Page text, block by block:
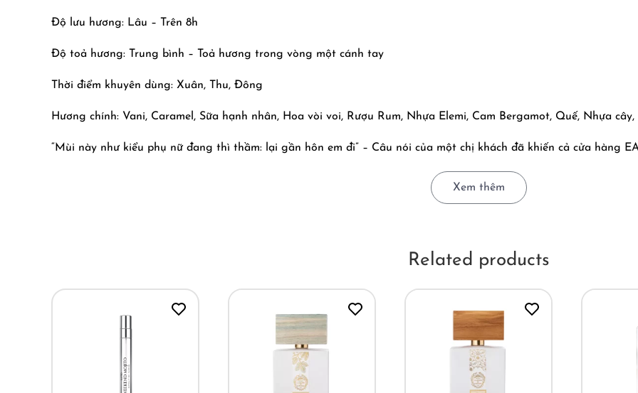
Độ lưu hương: Lâu – Trên 8h
Độ toả hương: Trung bình – Toả hương trong vòng một cánh tay
Thời điểm khuyên dùng: Xuân, Thu, Đông
Hương chính: Vani, Caramel, Sữa hạnh nhân, Hoa vòi voi, Rượu Rum, Nhựa Elemi, Cam Bergamot, Quế, Nhựa
“Mùi này như kiểu phụ nữ đang thì thầm: lại gần hôn em đi” – Câu nói của một chị khách đã khiến cả cửa hàng
định nghĩa về sự quyến rũ bất tận, hãy để “ngọn lửa đỏ” từ nhà Sora Dora kể cho bạn nghe câu chuyện của nó.
Sora Dora đã cực kỳ thành công khi dựng nên một bức tranh màu đỏ rực rỡ, nơi mà ranh giới giữa sự ngọt ngào
đây là sự ngọt ngào ngây thơ, bởi ngay sau đó, nốt Rượu Rum nồng nàn và Quế ấm áp xuất hiện, bùng lên như
mang lại một cảm giác rất “đàn bà” vừa có sự mềm mại của caramel, vừa có sự quyết liệt, cuồng nhiệt của rượu
Thế rồi Vanille và Nhựa cây bắt đầu dệt nên một lớp nền hương mịn màng cứ quấn quýt, dai dẳng trên da thịt,
là thứ mùi hương khiến tim bạn đập nhanh hơn một nhịp mỗi khi vô tình lướt qua, một sự thu hút đầy bản năng
Orchidée Rouge dành cho những đêm tiệc mà bạn muốn mình là tâm điểm, hoặc đơn giản là những khoảnh khắc
Orchidée Rouge, sự quyến rũ trở thành một thứ vũ khí vô hình nhưng đầy quyền năng, giúp bạn định vị bản sắc
Xem thêm
Related products